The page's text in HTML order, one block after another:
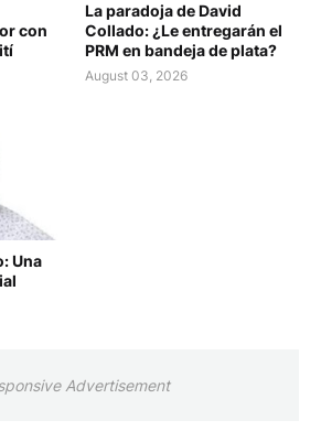
con
La paradoja de David
Collado: ¿Le entregarán el
PRM en bandeja de plata?
August 03, 2026
Una
Advertisement